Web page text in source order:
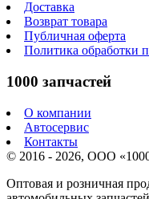
Доставка
Возврат товара
Публичная оферта
Политика обработки
1000 запчастей
О компании
Автосервис
Контакты
© 2016 - 2026, ООО
Оптовая и розничная